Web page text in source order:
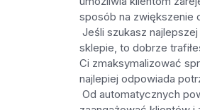
sposób na zwiększenie
Jeśli szukasz
sklepie, to dobrze
Ci zmaksymalizować
najlepiej odpowiada
Od automatycznych